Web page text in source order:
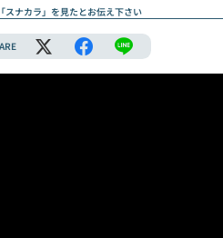
スナカラ」を見たとお伝え下さい